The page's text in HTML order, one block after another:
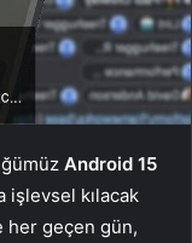
Android 15
işlevsel kılacak
geçen gün,